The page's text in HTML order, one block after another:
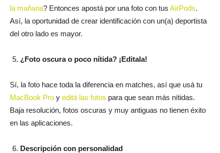
la mañana? Entonces apostá por una foto con tus AirPods.
Así, la oportunidad de crear identificación con un(a) deportista
del otro lado es mayor.
¿Foto oscura o poco nítida? ¡Editala!
Sí, la foto hace toda la diferencia en matches, así que usá tu
MacBook Pro y editá las fotos para que sean más nítidas.
Baja resolución, fotos oscuras y muy antiguas no tienen éxito
en las aplicaciones.
Descripción con personalidad